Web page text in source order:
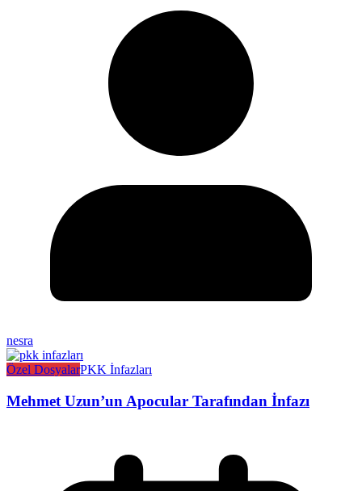
nesra
Özel DosyalarPKK İnfazları
Mehmet Uzun’un Apocular Tarafından İnfazı